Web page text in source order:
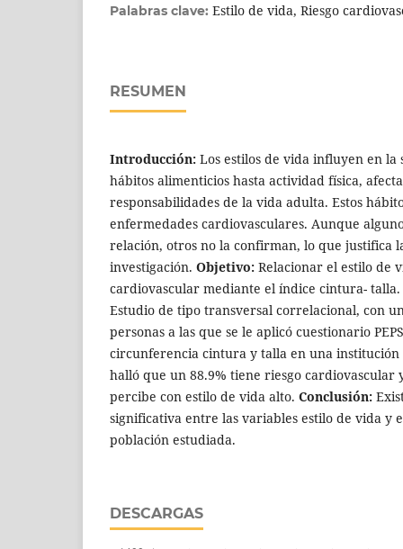
Palabras clave: Estilo de vida, Riesgo
RESUMEN
Introducción: Los estilos de vida influyen en la
hábitos alimenticios hasta actividad física,
responsabilidades de la vida adulta. Estos
enfermedades cardiovasculares. Aunque
relación, otros no la confirman, lo que justifica
investigación. Objetivo: Relacionar el estilo de
cardiovascular mediante el índice cintura- talla.
Estudio de tipo transversal correlacional, con
personas a las que se le aplicó cuestionario
circunferencia cintura y talla en una
halló que un 88.9% tiene riesgo cardiovascular
percibe con estilo de vida alto. Conclusión:
significativa entre las variables estilo de vida y
población estudiada.
DESCARGAS